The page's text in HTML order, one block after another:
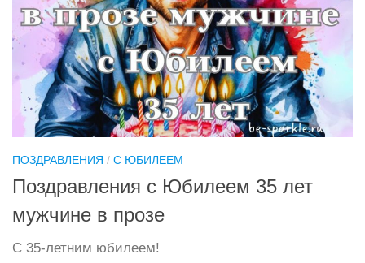
ПОЗДРАВЛЕНИЯ / С ЮБИЛЕЕМ
Поздравления с Юбилеем 35 лет
мужчине в прозе
С 35-летним юбилеем!